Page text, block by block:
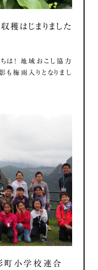
穫はじまりました
は！ 地域おこし協力
梅雨入りとなりまし
町小学校連合